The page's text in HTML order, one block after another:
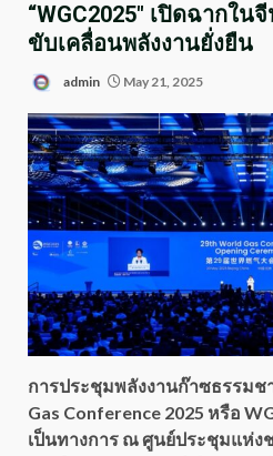
“WGC2025″ เปิดฉากใ
ขับเคลื่อนพลังงานยั่งยืน
admin May 21, 2025
การประชุมพลังงานก๊าซธรรมช
Gas Conference 2025 หรือ
เป็นทางการ ณ ศูนย์ประชุมแห่ง